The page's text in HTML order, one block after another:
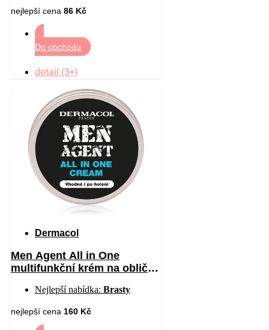
nejlepší cena 86 Kč
Do obchodu
detail (3+)
Dermacol
Men Agent All in One
multifunkční krém na obličej
Nejlepší nabídka: Brasty
nejlepší cena 160 Kč